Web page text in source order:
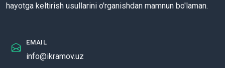
hayotga keltirish usullarini o'rganishdan mamnun bo'laman.
EMAIL
info@ikramov.uz